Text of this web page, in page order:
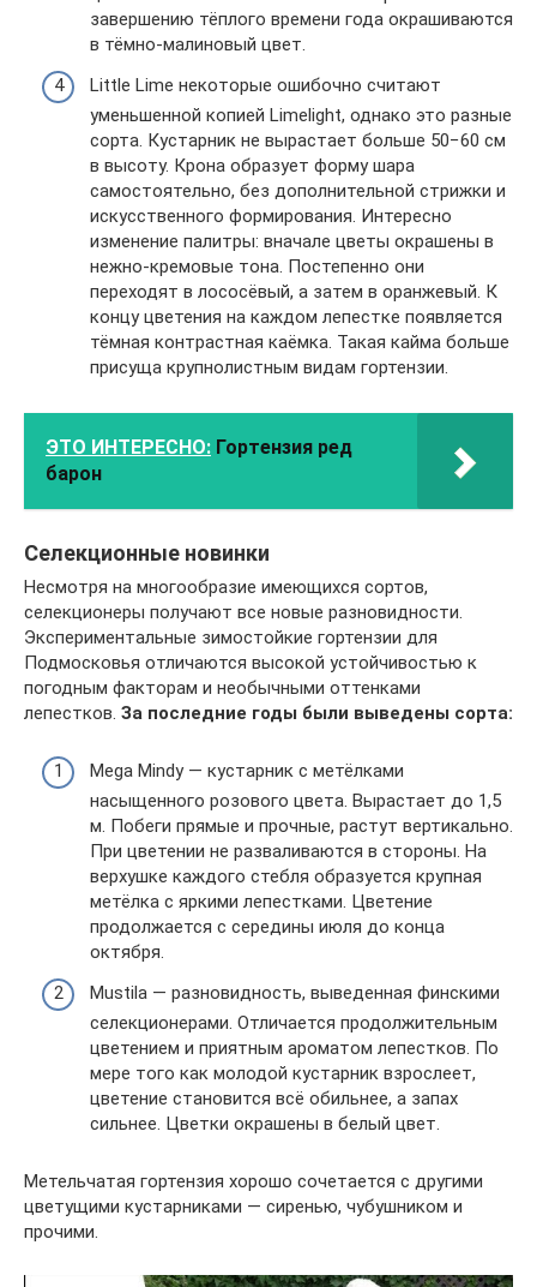
завершению тёплого времени года окрашиваются
в тёмно-малиновый цвет.
Little Lime некоторые ошибочно считают
уменьшенной копией Limelight, однако это разные
сорта. Кустарник не вырастает больше 50−60 см
в высоту. Крона образует форму шара
самостоятельно, без дополнительной стрижки и
искусственного формирования. Интересно
изменение палитры: вначале цветы окрашены в
нежно-кремовые тона. Постепенно они
переходят в лососёвый, а затем в оранжевый. К
концу цветения на каждом лепестке появляется
тёмная контрастная каёмка. Такая кайма больше
присуща крупнолистным видам гортензии.
ЭТО ИНТЕРЕСНО: Гортензия ред
барон
Селекционные новинки
Несмотря на многообразие имеющихся сортов,
селекционеры получают все новые разновидности.
Экспериментальные зимостойкие гортензии для
Подмосковья отличаются высокой устойчивостью к
погодным факторам и необычными оттенками
лепестков. За последние годы были выведены сорта:
Mega Mindy — кустарник с метёлками
насыщенного розового цвета. Вырастает до 1,5
м. Побеги прямые и прочные, растут вертикально.
При цветении не разваливаются в стороны. На
верхушке каждого стебля образуется крупная
метёлка с яркими лепестками. Цветение
продолжается с середины июля до конца
октября.
Mustila — разновидность, выведенная финскими
селекционерами. Отличается продолжительным
цветением и приятным ароматом лепестков. По
мере того как молодой кустарник взрослеет,
цветение становится всё обильнее, а запах
сильнее. Цветки окрашены в белый цвет.
Метельчатая гортензия хорошо сочетается с другими
цветущими кустарниками — сиренью, чубушником и
прочими.